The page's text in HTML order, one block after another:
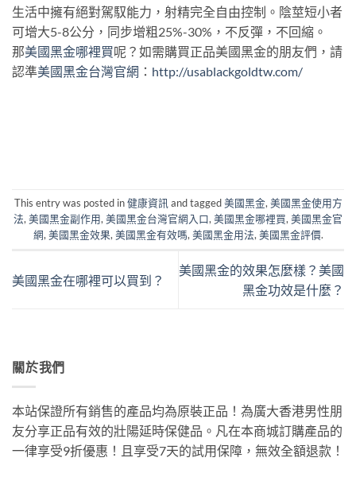
生活中擁有絕對駕馭能力，射精完全自由控制。陰莖短小者
可增大5-8公分，同步增粗25%-30%，不反彈，不回縮。
那美國黑金哪裡買呢？如需購買正品美國黑金的朋友們，請
認準美國黑金台灣官網 ： http://usablackgoldtw.com/
This entry was posted in健康資訊and tagged美國黑金,美國黑金使用方
法,美國黑金副作用,美國黑金台灣官網入口,美國黑金哪裡買,美國黑金官
網,美國黑金效果,美國黑金有效嗎,美國黑金用法,美國黑金評價.
美國黑金在哪裡可以買到？
美國黑金的效果怎麼樣？美國
黑金功效是什麼？
關於我們
本站保證所有銷售的產品均為原裝正品！為廣大香港男性朋
友分享正品有效的壯陽延時保健品。凡在本商城訂購產品的
一律享受9折優惠！且享受7天的試用保障，無效全額退款！